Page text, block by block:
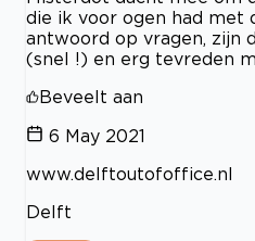
die ik voor ogen had met
antwoord op vragen, zijn
(snel !) en erg tevreden
Beveelt aan
6 May 2021
www.delftoutofoffice.nl
Delft